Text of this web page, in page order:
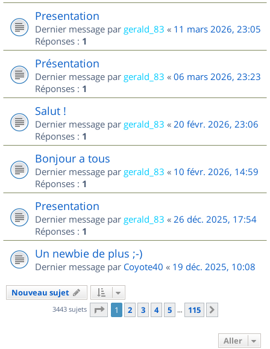
Presentation
Dernier message par gerald_83 « 11 mars 2026, 23:05
Réponses : 1
Présentation
Dernier message par gerald_83 « 06 mars 2026, 23:23
Réponses : 1
Salut !
Dernier message par gerald_83 « 20 févr. 2026, 23:06
Réponses : 1
Bonjour a tous
Dernier message par gerald_83 « 10 févr. 2026, 14:59
Réponses : 1
Presentation
Dernier message par gerald_83 « 26 déc. 2025, 17:54
Réponses : 1
Un newbie de plus ;-)
Dernier message par Coyote40 « 19 déc. 2025, 10:08
Nouveau sujet
3443 sujets Page 1sur 115
1 2 3 4 5 … 115
Aller